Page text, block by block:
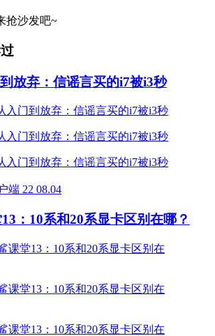
抢沙发吧~
放弃：信谣言买的i7被i3秒
端 22 08.04
：10系和20系显卡区别在哪？